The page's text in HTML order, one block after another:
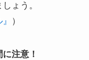
ょう。
）
注意！